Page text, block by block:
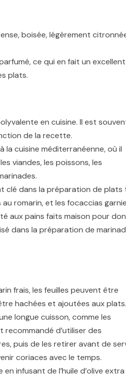
boisée, légèrement
ce qui en fait un excellent
plats.
en cuisine. Il est
de la recette.
la cuisine méditerranéenne, où il
viandes, les poissons, les
clé dans la préparation de
romarin, et les focaccias
aux pains faits maison pour
dans la préparation de
frais, les feuilles peuvent être
hachées et ajoutées aux plats.
longue cuisson, comme les
recommandé d’utiliser des
puis de les retirer avant de
coriaces avec le temps.
en infusant de l’huile d’olive extra